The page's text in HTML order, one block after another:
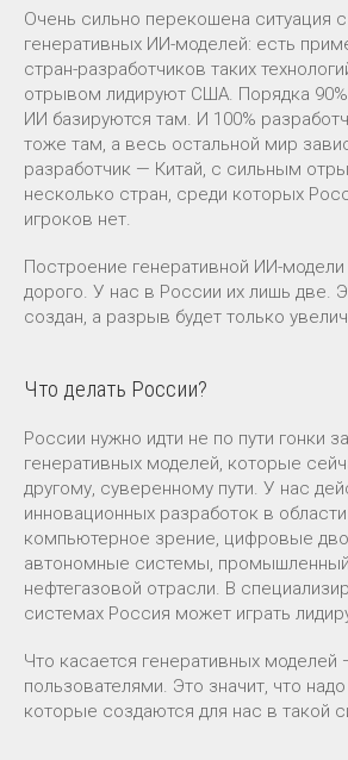
Очень сильно перекошена ситуация
генеративных ИИ-моделей: есть
стран-разработчиков таких
отрывом лидируют США. Порядка
ИИ базируются там. И 100%
тоже там, а весь остальной мир
разработчик — Китай, с сильным
несколько стран, среди которых
игроков нет.
Построение генеративной ИИ-
дорого. У нас в России их лишь две.
создан, а разрыв будет только
Что делать России?
России нужно идти не по пути гонки
генеративных моделей, которые
другому, суверенному пути. У нас
инновационных разработок в
компьютерное зрение, цифровые
автономные системы,
нефтегазовой отрасли. В
системах Россия может играть
Что касается генеративных
пользователями. Это значит, что
которые создаются для нас в такой